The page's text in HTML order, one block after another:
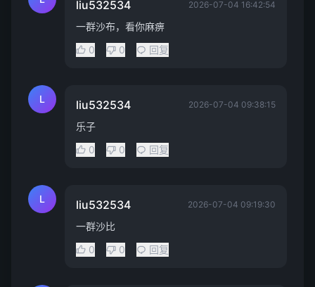
liu532534 2026-07-04 16:42:54
一群沙布，看你麻痹
0
0 回复
L liu532534 2026-07-04 09:38:15
乐子
0
0 回复
L liu532534 2026-07-04 09:19:30
一群沙比
0
0 回复